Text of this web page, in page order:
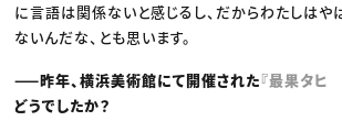
に言語は関係ないと感じるし、だからわたしはや
ないんだな、とも思います。
——昨年、横浜美術館にて開催された『最果タヒ
どうでしたか？